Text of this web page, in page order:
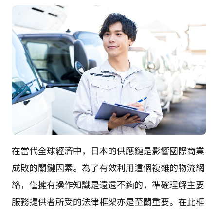
在當代全球經濟中，日本的供應鏈是影響國際商業
成敗的關鍵因素。為了有效利用這個複雜的物流網
絡，僅擁有操作知識是遠遠不夠的，準確理解主要
服務提供者所受的法律框架亦是至關重要。在此框